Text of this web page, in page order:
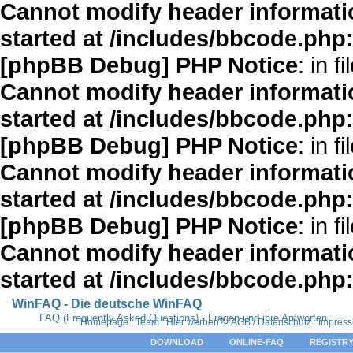
Cannot modify header
started at /includes/
[phpBB Debug] PHP Notice: in
Cannot modify header
started at /includes/
[phpBB Debug] PHP Notice: in
Cannot modify header
started at /includes/
[phpBB Debug] PHP Notice: in
Cannot modify header
started at /includes/
WinFAQ - Die deutsche WinFAQ
FAQ (Frequently Asked Questions) - Fragen und ihre Antworten
Homepage: Team: Hier werben?:AGB / Datenschutz :
DOWNLOAD ONLINE-FAQ